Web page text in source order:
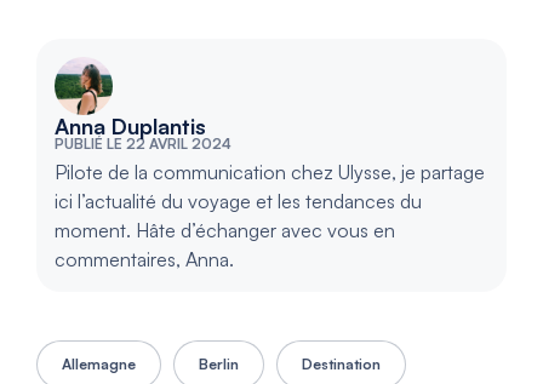
Anna Duplantis
PUBLIÉ LE 22 AVRIL 2024
Pilote de la communication chez Ulysse, je partage
ici l’actualité du voyage et les tendances du
moment. Hâte d’échanger avec vous en
commentaires, Anna.
Allemagne Berlin Destination